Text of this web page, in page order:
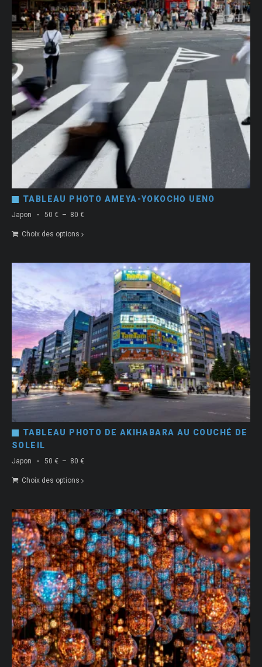
TABLEAU PHOTO AMEYA-YOKOCHŌ UENO
Japon
Choix des options
50 € – 80 €Plage
TABLEAU PHOTO DE AKIHABARA AU COUCHÉ DE
SOLEIL
Japon
Choix des options
50 € – 80 €Plage
80 €